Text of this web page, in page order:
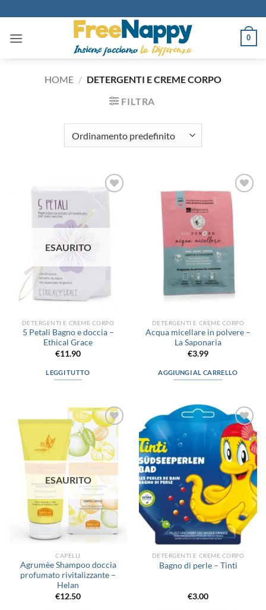
contenuti
0
HOME / DETERGENTI E CREME CORPO
FILTRA
ESAURITO
DETERGENTI E CREME CORPO
5 Petali Bagno e doccia –
Ethical Grace
€11.90
LEGGI TUTTO
Aggiungi
alla lista
DETERGENTI E CREME CORPO
Acqua micellare in polvere –
La Saponaria
€3.99
AGGIUNGI AL CARRELLO
Aggiungi
alla lista
dei
desideri
ESAURITO
CAPELLI
Agrumèe Shampoo doccia
profumato rivitalizzante –
Helan
€12.50
Aggiungi
alla lista
dei
desideri
DETERGENTI E CREME CORPO
Bagno di perle – Tinti
€3.00